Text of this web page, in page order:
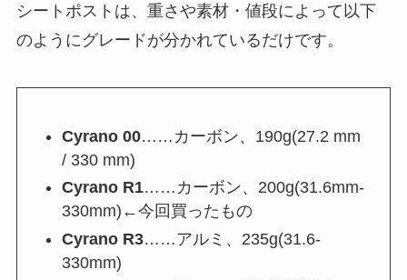
シートポストは、重さや素材・値段によって以下
のようにグレードが分かれているだけです。
Cyrano 00……カーボン、190g(27.2 mm
/ 330 mm)
Cyrano R1……カーボン、200g(31.6mm-
330mm)←今回買ったもの
Cyrano R3……アルミ、235g(31.6-
330mm)